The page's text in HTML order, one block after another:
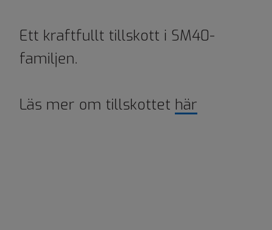
Ett kraftfullt tillskott i SM40-
familjen.
Läs mer om tillskottet här